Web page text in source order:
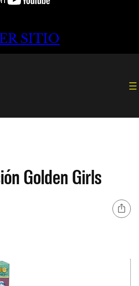
SITIO
Golden Girls